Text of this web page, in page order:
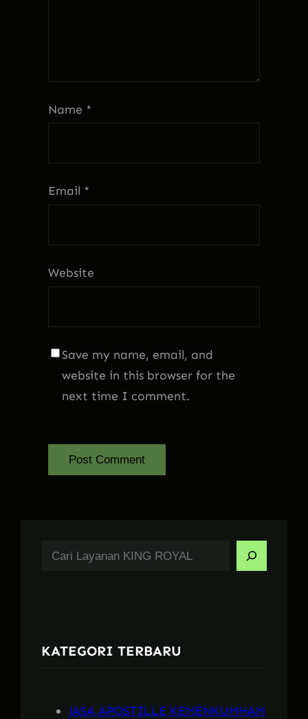
Name *
Email *
Website
Save my name, email, and
website in this browser for the
next time I comment.
h
KATEGORI TERBARU
JASA APOSTILLE KEMENKUMHAM